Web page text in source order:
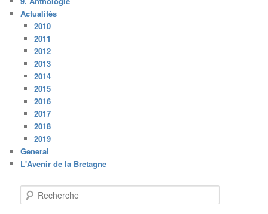
Actualités
2010
2011
2012
2013
2014
2015
2016
2017
2018
2019
General
L'Avenir de la Bretagne
e